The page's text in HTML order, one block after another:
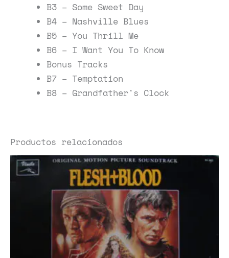
B3 – Some Sweet Day
B4 – Nashville Blues
B5 – You Thrill Me
B6 – I Want You To Know
Bonus Tracks
B7 – Temptation
B8 – Grandfather's Clock
Productos relacionados